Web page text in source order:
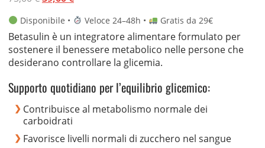
base di
originale
era:
75,00 €.
attuale
è:
39,00 €.
Disponibile • Veloce 24–48h • Gratis da 29€
Betasulin è un integratore alimentare formulato per
sostenere il benessere metabolico nelle persone che
desiderano controllare la glicemia.
Supporto quotidiano per l’equilibrio glicemico:
Contribuisce al metabolismo normale dei
carboidrati
Favorisce livelli normali di zucchero nel sangue